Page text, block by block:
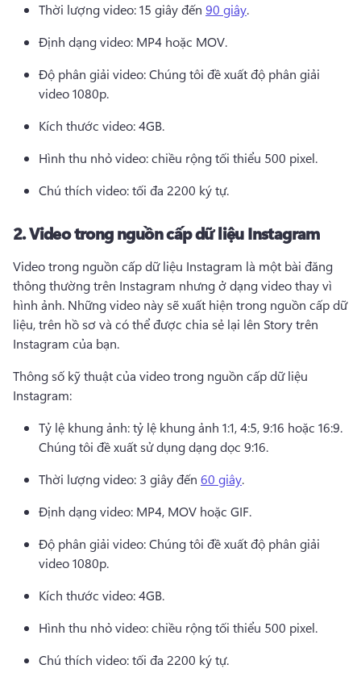
Thời lượng video: 15 giây đến 90 giây.
Định dạng video: MP4 hoặc MOV.
Độ phân giải video: Chúng tôi đề xuất độ phân giải
video 1080p.
Kích thước video: 4GB.
Hình thu nhỏ video: chiều rộng tối thiểu 500 pixel.
Chú thích video: tối đa 2200 ký tự.
2.Video trong nguồn cấp dữ liệu Instagram
Video trong nguồn cấp dữ liệu Instagram là một bài đăng
thông thường trên Instagram nhưng ở dạng video thay vì
hình ảnh. Những video này sẽ xuất hiện trong nguồn cấp dữ
liệu, trên hồ sơ và có thể được chia sẻ lại lên Story trên
Instagram của bạn.
Thông số kỹ thuật của video trong nguồn cấp dữ liệu
Instagram:
Chúng tôi đề xuất sử dụng dạng dọc 9:16.
Thời lượng video: 3 giây đến 60 giây.
Định dạng video: MP4, MOV hoặc GIF.
Độ phân giải video: Chúng tôi đề xuất độ phân giải
video 1080p.
Kích thước video: 4GB.
Hình thu nhỏ video: chiều rộng tối thiểu 500 pixel.
Chú thích video: tối đa 2200 ký tự.